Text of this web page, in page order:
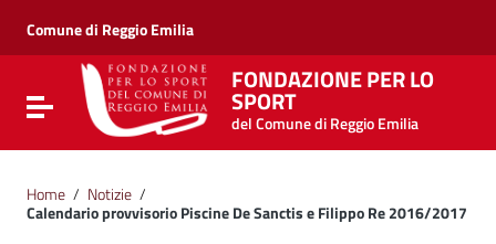
Vai al menu di navigazione
Vai al footer
Comune di Reggio Emilia
Attiva / disattiva la navigazione
FONDAZIONE PER LO
SPORT
del Comune di Reggio Emilia
Home / Notizie /
Calendario provvisorio Piscine De Sanctis e Filippo Re 2016/2017